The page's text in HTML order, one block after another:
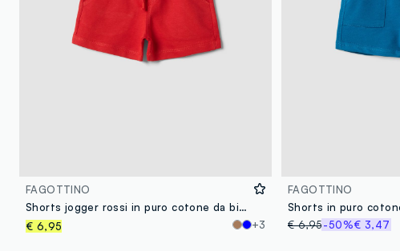
FAGOTTINO
Shorts jogger rossi in puro cotone da bimbo regular fit
€ 6,95
+3
FAGOTTINO
€ 6,95-50%€ 3,47